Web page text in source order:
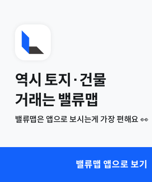
역시 토지·건물
거래는 밸류맵
밸류맵은 앱으로 보시는게 가장 편해요 👀
밸류맵 앱으로 보기